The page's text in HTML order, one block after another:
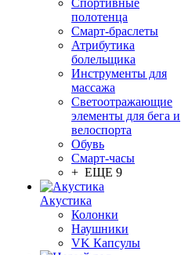
Спортивные
полотенца
Смарт-браслеты
Атрибутика
болельщика
Инструменты для
массажа
Светоотражающие
элементы для бега и
велоспорта
Обувь
Смарт-часы
+ ЕЩЕ 9
Акустика
Колонки
Наушники
VK Капсулы